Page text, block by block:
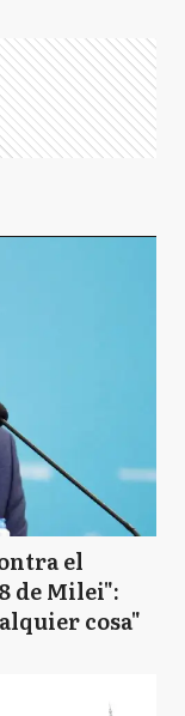
el
de Milei":
cosa"